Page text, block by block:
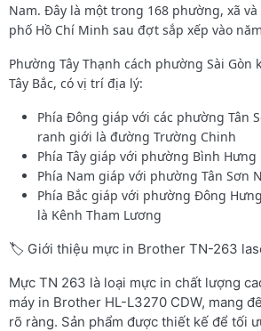
Nam. Đây là một trong 168 phường, xã
phố Hồ Chí Minh sau đợt sắp xếp vào
Phường Tây Thạnh cách phường Sài Gòn
Tây Bắc, có vị trí địa lý:
Phía Đông giáp với các phường Tân
ranh giới là đường Trường Chinh
Phía Tây giáp với phường Bình Hưng
Phía Nam giáp với phường Tân Sơn
Phía Bắc giáp với phường Đông
là Kênh Tham Lương
🏷️ Giới thiệu mực in Brother TN-263
Mực TN 263 là loại mực in chất lượng
máy in Brother HL-L3270 CDW, mang
rõ ràng. Sản phẩm được thiết kế để tối